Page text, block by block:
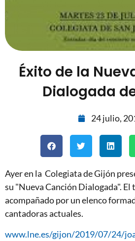
Éxito de la
Dialogada
24 julio,
Ayer en la Colegiata de Gijón
su "Nueva Canción Dialogada". El
acompañado por un elenco
cantadoras actuales.
www.lne.es/gijon/2019/07/24/